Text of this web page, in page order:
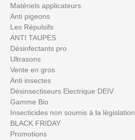
Matériels applicateurs
Anti pigeons
Les Répulsifs
ANTI TAUPES
Désinfectants pro
Ultrasons
Vente en gros
Anti insectes
Désinsectiseurs Electrique DEIV
Gamme Bio
Insecticides non soumis à la législation
BLACK FRIDAY
Promotions